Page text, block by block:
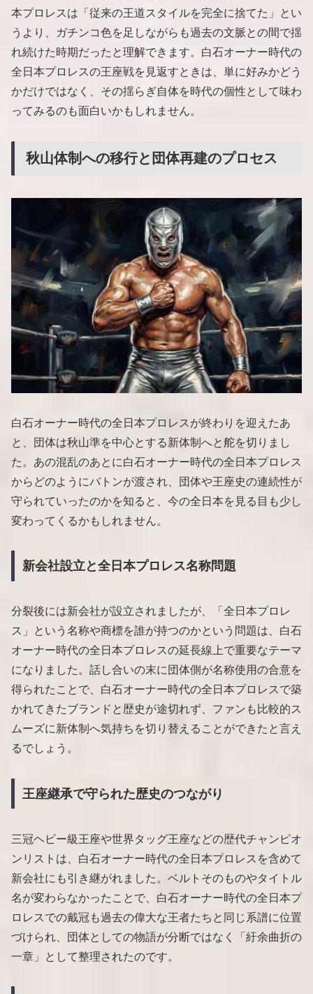
本プロレスは「従来の王道スタイルを完全に捨てた」とい
うより、ガチンコ色を足しながらも過去の文脈との間で揺
れ続けた時期だったと理解できます。白石オーナー時代の
全日本プロレスの王座戦を見返すときは、単に好みかどう
かだけではなく、その揺らぎ自体を時代の個性として味わ
ってみるのも面白いかもしれません。
秋山体制への移行と団体再建のプロセス
白石オーナー時代の全日本プロレスが終わりを迎えたあ
と、団体は秋山準を中心とする新体制へと舵を切りまし
た。あの混乱のあとに白石オーナー時代の全日本プロレス
からどのようにバトンが渡され、団体や王座史の連続性が
守られていったのかを知ると、今の全日本を見る目も少し
変わってくるかもしれません。
新会社設立と全日本プロレス名称問題
分裂後には新会社が設立されましたが、「全日本プロレ
ス」という名称や商標を誰が持つのかという問題は、白石
オーナー時代の全日本プロレスの延長線上で重要なテーマ
になりました。話し合いの末に団体側が名称使用の合意を
得られたことで、白石オーナー時代の全日本プロレスで築
かれてきたブランドと歴史が途切れず、ファンも比較的ス
ムーズに新体制へ気持ちを切り替えることができたと言え
るでしょう。
王座継承で守られた歴史のつながり
三冠ヘビー級王座や世界タッグ王座などの歴代チャンピオ
ンリストは、白石オーナー時代の全日本プロレスを含めて
新会社にも引き継がれました。ベルトそのものやタイトル
名が変わらなかったことで、白石オーナー時代の全日本プ
ロレスでの戴冠も過去の偉大な王者たちと同じ系譜に位置
づけられ、団体としての物語が分断ではなく「紆余曲折の
一章」として整理されたのです。